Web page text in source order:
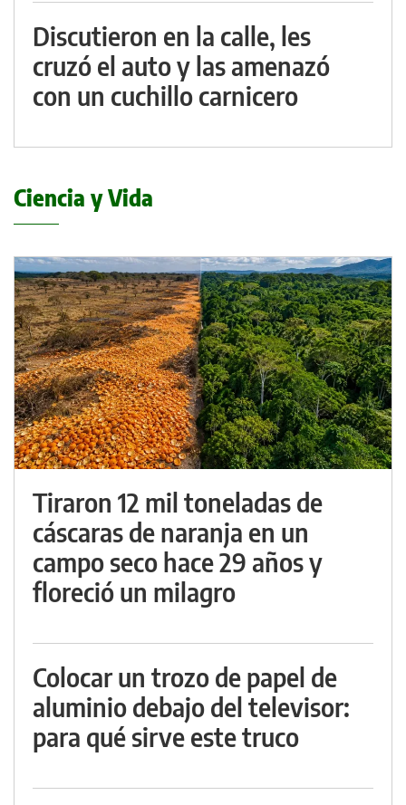
Discutieron en la calle, les
cruzó el auto y las amenazó
con un cuchillo carnicero
Ciencia y Vida
Tiraron 12 mil toneladas de
cáscaras de naranja en un
campo seco hace 29 años y
floreció un milagro
Colocar un trozo de papel de
aluminio debajo del televisor:
para qué sirve este truco